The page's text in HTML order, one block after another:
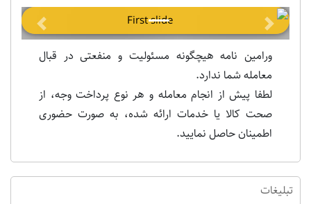
Next
ورامین نامه هیچگونه مسئولیت و منفعتی در قبال
معامله شما ندارد.
لطفا پیش از انجام معامله و هر نوع پرداخت وجه، از
صحت کالا یا خدمات ارائه شده، به صورت حضوری
اطمینان حاصل نمایید.
تبلیغات